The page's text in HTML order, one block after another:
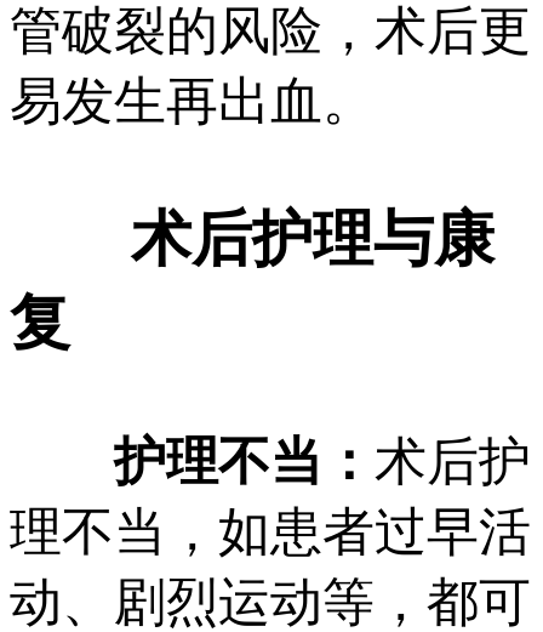
管破裂的风险，术后更
易发生再出血。
术后护理与康
复
护理不当： 术后护
理不当，如患者过早活
动、剧烈运动等，都可